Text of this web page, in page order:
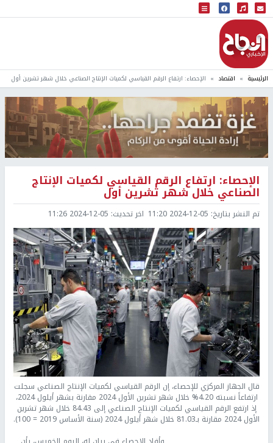
البث المباشر
إذاعة النجاح
الرئيسية اقتصاد الإحصاء: ارتفاع الرقم القياسي لكميات الإنتاج الصناعي خلال شهر تشرين أول
الإحصاء: ارتفاع الرقم القياسي لكميات الإنتاج
الصناعي خلال شهر تشرين أول
تم النشر بتاريخ: 2024-12-05 11:20 اخر تحديث: 2024-12-05 11:26
قال الجهاز المركزي للإحصاء، إن الرقم القياسي لكميات الإنتاج الصناعي سجلت
ارتفاعاً نسبته 4.20% خلال شهر تشرين الأول 2024 مقارنة بشهر أيلول 2024،
إذ ارتفع الرقم القياسي لكميات الإنتاج الصناعي إلى 84.43 خلال شهر تشرين
الأول 2024 مقارنة بـ81.03 خلال شهر أيلول 2024 (سنة الأساس 2019 = 100).